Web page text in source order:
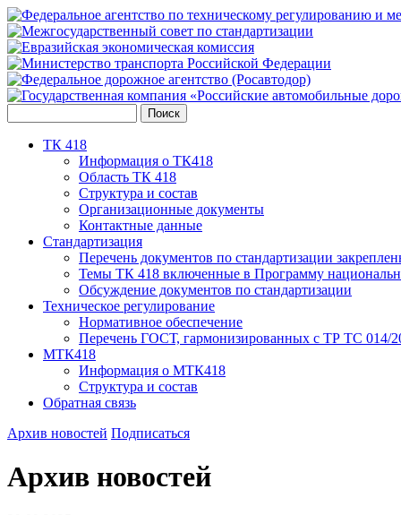
ТК 418
Информация о ТК418
Область ТК 418
Структура и состав
Организационные документы
Контактные данные
Стандартизация
Перечень документов по стандартизации
Темы ТК 418 включенные в Программу
Обсуждение документов по стандартизации
Техническое регулирование
Нормативное обеспечение
Перечень ГОСТ, гармонизированных с ТР ТС 014/
МТК418
Информация о МТК418
Структура и состав
Обратная связь
Архив новостей Подписаться
Архив новостей